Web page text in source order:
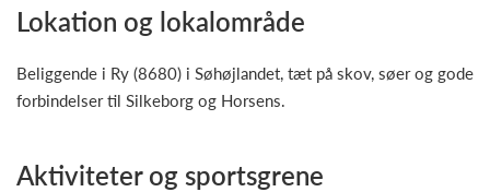
Lokation og lokalområde
Beliggende i Ry (8680) i Søhøjlandet, tæt på skov, søer og gode
forbindelser til Silkeborg og Horsens.
Aktiviteter og sportsgrene